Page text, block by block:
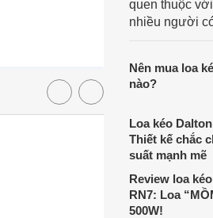
quen thuộc
nhiều người
Nên mua loa
nào?
Loa kéo
Thiết kế chắc
suất mạnh mẽ
Review loa
RN7: Loa
500W!